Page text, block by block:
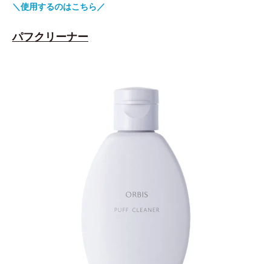
＼使用するのはこちら／
パフクリーナー